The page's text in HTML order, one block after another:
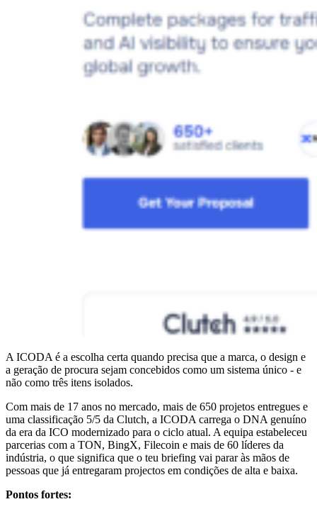
A ICODA é a escolha certa quando precisa que a marca, o design e
a geração de procura sejam concebidos como um sistema único - e
não como três itens isolados.
Com mais de 17 anos no mercado, mais de 650 projetos entregues e
uma classificação 5/5 da Clutch, a ICODA carrega o DNA genuíno
da era da ICO modernizado para o ciclo atual. A equipa estabeleceu
parcerias com a TON, BingX, Filecoin e mais de 60 líderes da
indústria, o que significa que o teu briefing vai parar às mãos de
pessoas que já entregaram projectos em condições de alta e baixa.
Pontos fortes: